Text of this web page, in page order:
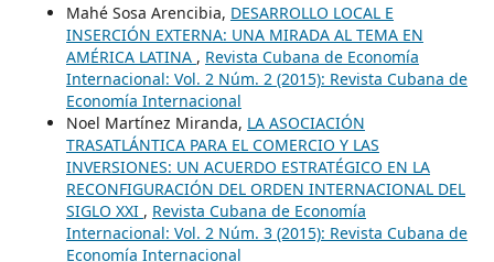
Mahé Sosa Arencibia, DESARROLLO LOCAL E
INSERCIÓN EXTERNA: UNA MIRADA AL TEMA EN
AMÉRICA LATINA , Revista Cubana de Economía
Internacional: Vol. 2 Núm. 2 (2015): Revista Cubana de
Economía Internacional
Noel Martínez Miranda, LA ASOCIACIÓN
TRASATLÁNTICA PARA EL COMERCIO Y LAS
INVERSIONES: UN ACUERDO ESTRATÉGICO EN LA
RECONFIGURACIÓN DEL ORDEN INTERNACIONAL DEL
SIGLO XXI , Revista Cubana de Economía
Internacional: Vol. 2 Núm. 3 (2015): Revista Cubana de
Economía Internacional